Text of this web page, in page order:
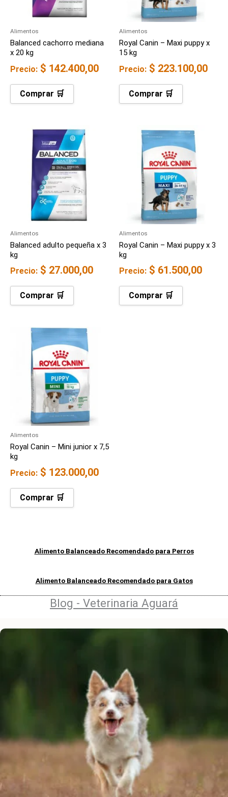
Alimentos
Balanced cachorro mediana
x 20 kg
Precio: $ 142.400,00
Comprar 🛒
Alimentos
Royal Canin – Maxi puppy x
15 kg
Precio: $ 223.100,00
Comprar 🛒
Alimentos
Balanced adulto pequeña x 3
kg
Precio: $ 27.000,00
Comprar 🛒
Alimentos
Royal Canin – Maxi puppy x 3
kg
Precio: $ 61.500,00
Comprar 🛒
Alimentos
Royal Canin – Mini junior x 7,5
kg
Precio: $ 123.000,00
Comprar 🛒
Alimento Balanceado Recomendado para Perros
Alimento Balanceado Recomendado para Gatos
Blog - Veterinaria Aguará